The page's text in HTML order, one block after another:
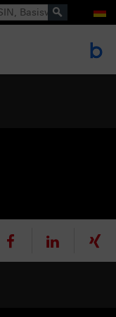
mitteilen